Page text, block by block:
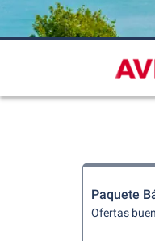
Paquete
Ofertas